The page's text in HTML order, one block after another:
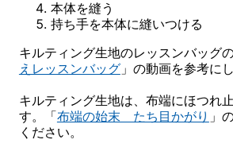
本体を縫う
持ち手を本体に縫いつける
キルティング生地のレッスンバッグ
えレッスンバッグ」の動画を参考に
キルティング生地は、布端にほつれ
す。「布端の始末 たち目かがり 」
ください。